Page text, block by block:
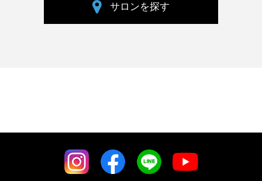
サロンを探す